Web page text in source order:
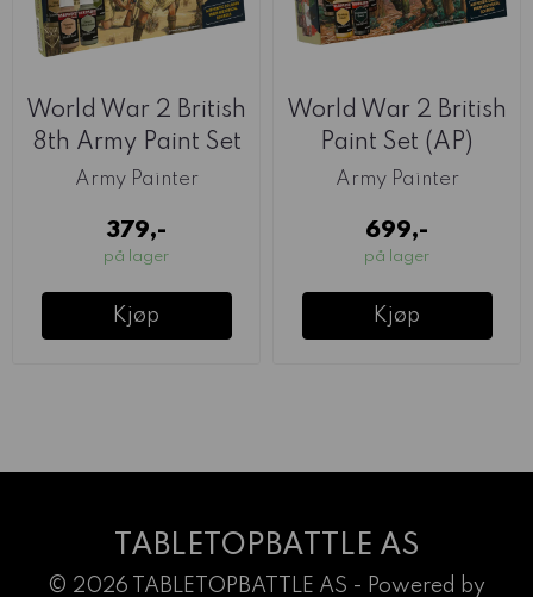
World War 2 British
8th Army Paint Set
(AP)
Army Painter
379,-
på lager
Kjøp
World War 2 British
Paint Set (AP)
Army Painter
699,-
på lager
Kjøp
TABLETOPBATTLE AS
© 2026 TABLETOPBATTLE AS - Powered by